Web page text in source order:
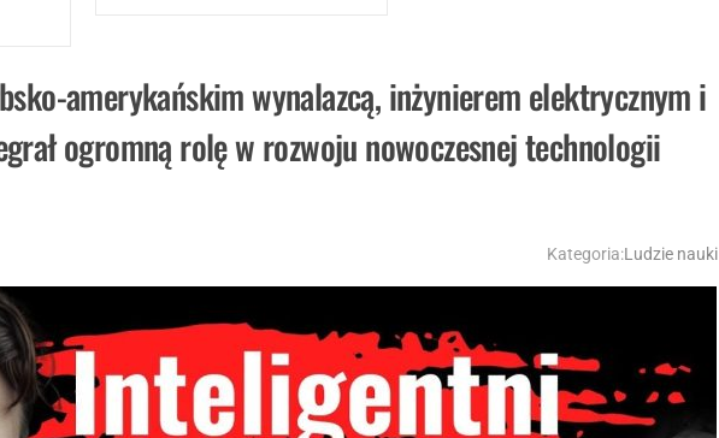
amerykańskim wynalazcą, inżynierem elektrycznym i
ogromną rolę w rozwoju nowoczesnej technologii
Kategoria:Ludzie nauki